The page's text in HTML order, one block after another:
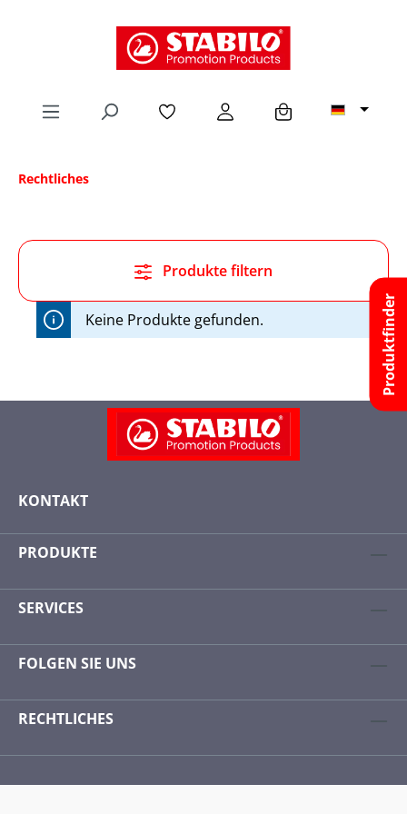
Rechtliches
Produkte filtern
Keine Produkte gefunden.
KONTAKT
PRODUKTE
SERVICES
FOLGEN SIE UNS
RECHTLICHES
Produktfinder